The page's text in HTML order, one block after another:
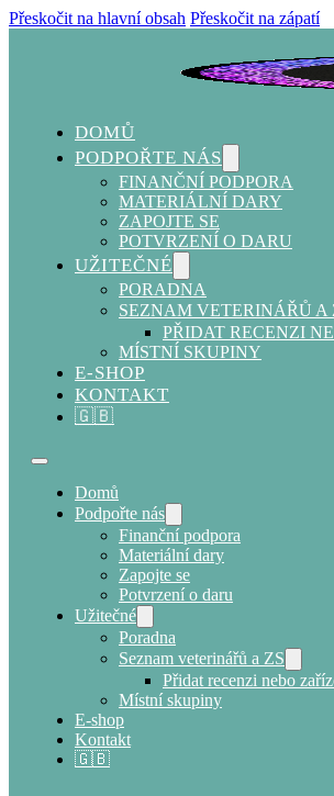
Přeskočit na hlavní obsah Přeskočit na zápatí
DOMŮ
PODPOŘTE NÁS
FINANČNÍ PODPORA
MATERIÁLNÍ DARY
ZAPOJTE SE
POTVRZENÍ O DARU
UŽITEČNÉ
PORADNA
SEZNAM VETERINÁŘŮ A
PŘIDAT RECENZI
MÍSTNÍ SKUPINY
E-SHOP
KONTAKT
🇬🇧
Domů
Podpořte nás
Finanční podpora
Materiální dary
Zapojte se
Potvrzení o daru
Užitečné
Poradna
Seznam veterinářů a ZS
Přidat recenzi nebo
Místní skupiny
E-shop
Kontakt
🇬🇧